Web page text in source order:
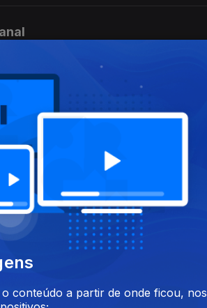
de 11 a 17 de maio
de 27 de abril a 3 de maio
o conteúdo a partir de onde ficou, nos